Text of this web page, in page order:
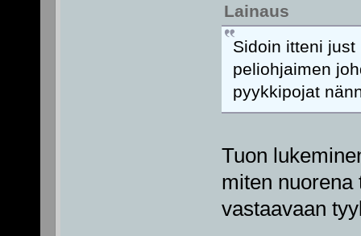
Lainaus
Sidoin itteni
peliohjaimen
pyykkipojat
Tuon
miten nuorena
vastaavaan